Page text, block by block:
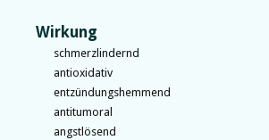
Wirkung
schmerzlindernd
antioxidativ
entzündungshemmend
antitumoral
angstlösend